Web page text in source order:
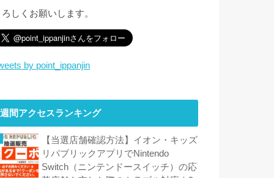
しくお願いします。
by point_ippanjin
週間アクセスランキング
【当選店舗確認方法】イオン・キッズ
リパブリックアプリでNintendo
Switch（ニンテンドースイッチ）の応